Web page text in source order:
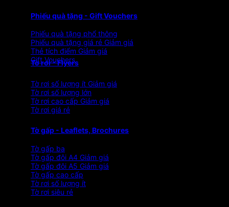
Phiếu quà tặng - Gift Vouchers
Phiếu quà tặng phổ thông
Phiếu quà tặng giá rẻ
Thẻ tích điểm
Gift Vouchers
Tờ rơi - Flyers
Tờ rơi số lượng ít
Tờ rơi số lượng lớn
Tờ rơi cao cấp
Tờ rơi giá rẻ
Tờ gấp - Leaflets, Brochures
Tờ gấp ba
Tờ gấp đôi A4
Tờ gấp đôi A5
Tờ gấp cao cấp
Tờ rơi số lượng ít
Tờ rơi siêu rẻ